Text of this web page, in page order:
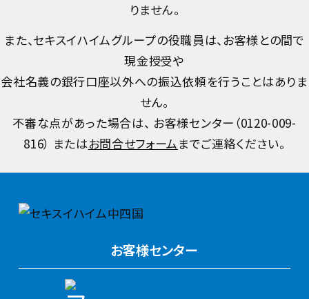
りません。
また、セキスイハイムグループの役職員は、お客様との間で
現金授受や
会社名義の銀行口座以外への振込依頼を行うことはありま
せん。
不審な点があった場合は、 お客様センター（0120-009-
816） またはお問合せフォームまでご連絡ください。
お客様センター